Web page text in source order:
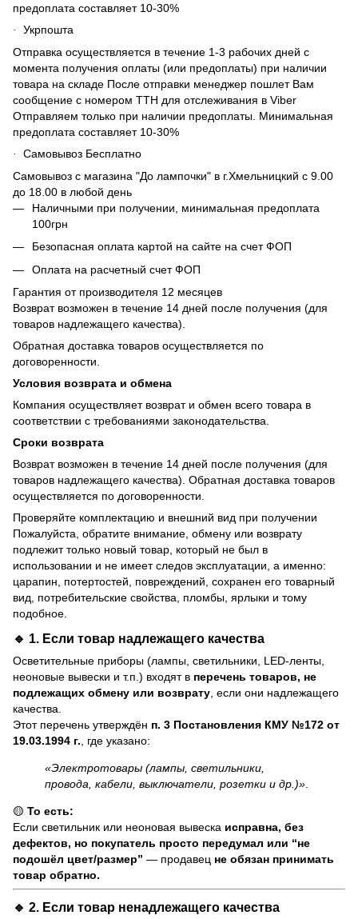
предоплата составляет 10-30%
·
Укрпошта
Отправка осуществляется в течение 1-3 рабочих дней с
момента получения оплаты (или предоплаты) при наличии
товара на складе После отправки менеджер пошлет Вам
сообщение с номером ТТН для отслеживания в Viber
Отправляем только при наличии предоплаты. Минимальная
предоплата составляет 10-30%
·
Самовывоз Бесплатно
Самовывоз с магазина "До лампочки" в г.Хмельницкий с 9.00
до 18.00 в любой день
Наличными при получении, минимальная предоплата
100грн
Безопасная оплата картой на сайте на счет ФОП
Оплата на расчетный счет ФОП
Гарантия от производителя 12 месяцев
Возврат возможен в течение 14 дней после получения (для
товаров надлежащего качества).
Обратная доставка товаров осуществляется по
договоренности.
Условия возврата и обмена
Компания осуществляет возврат и обмен всего товара в
соответствии с требованиями законодательства.
Сроки возврата
Возврат возможен в течение 14 дней после получения (для
товаров надлежащего качества). Обратная доставка товаров
осуществляется по договоренности.
Проверяйте комплектацию и внешний вид при получении
Пожалуйста, обратите внимание, обмену или возврату
подлежит только новый товар, который не был в
использовании и не имеет следов эксплуатации, а именно:
царапин, потертостей, повреждений, сохранен его товарный
вид, потребительские свойства, пломбы, ярлыки и тому
подобное.
🔹 1. Если товар надлежащего качества
Осветительные приборы (лампы, светильники, LED-ленты,
неоновые вывески и т.п.) входят в перечень товаров, не
подлежащих обмену или возврату , если они надлежащего
качества.
Этот перечень утверждён п. 3 Постановления КМУ №172 от
19.03.1994 г. , где указано:
«Электротовары (лампы, светильники,
провода, кабели, выключатели, розетки и др.)»
🟡 То есть:
Если светильник или неоновая вывеска исправна, без
дефектов, но покупатель просто передумал или “не
подошёл цвет/размер” — продавец не обязан принимать
товар обратно.
🔹 2. Если товар ненадлежащего качества